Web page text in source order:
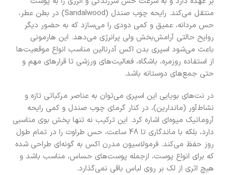
منتقل می‌کند. رایحه چوب صندل (Sandalwood) در بطن عطر،
حس مردانه، عمیق و کمی دودی را می‌سازد که به حضور دیگر
روایح حالتی آرامش‌بخش ولی پرانرژی می‌دهد. این هارمونی
باعث می‌شود اسپری بدن اکس آدرنالین مناسب انواع موقعیت‌ها
از استفاده روزمره، باشگاه، فعالیت‌های ورزشی تا قرارهای مهم و
حتی جمع‌های دوستانه باشد.
در نت‌های بویایی این اسپری می‌توان به عناصر مرکباتی تازه و
نشاط‌آور (ماندارین)، در کنار گرمای چوب صندل و کمی رایحه
آروماتیک میوه‌ای اشاره کرد. این ترکیب نه تنها پخش بوی مناسبی
دارد، بلکه با ماندگاری تا 48 ساعت، حس طراوت را در تمام طول
روز حفظ می‌کند. فرمولاسیون مدرن اکس به گونه‌ای طراحی شده
که برای انواع پوست، ازجمله پوست‌های حساس، مناسب باشد و
هیچ اثری از لک بر روی لباس باقی نمی‌گذارد.